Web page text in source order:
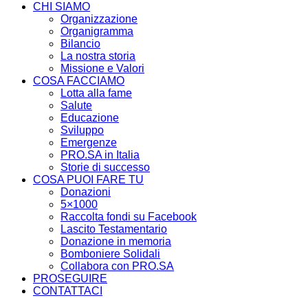
CHI SIAMO
Organizzazione
Organigramma
Bilancio
La nostra storia
Missione e Valori
COSA FACCIAMO
Lotta alla fame
Salute
Educazione
Sviluppo
Emergenze
PRO.SA in Italia
Storie di successo
COSA PUOI FARE TU
Donazioni
5×1000
Raccolta fondi su Facebook
Lascito Testamentario
Donazione in memoria
Bomboniere Solidali
Collabora con PRO.SA
PROSEGUIRE
CONTATTACI